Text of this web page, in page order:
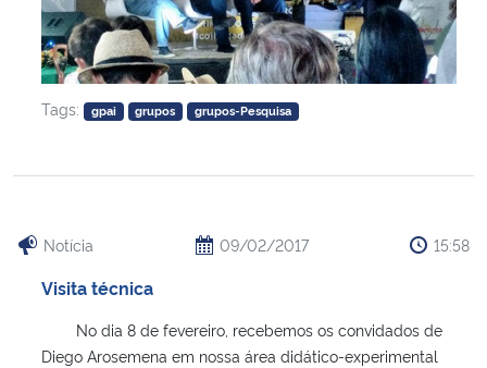
Tags: gpai grupos grupos-Pesquisa
Notícia 09/02/2017 15:58
Visita técnica
No dia 8 de fevereiro, recebemos os convidados de
Diego Arosemena em nossa área didático-experimental